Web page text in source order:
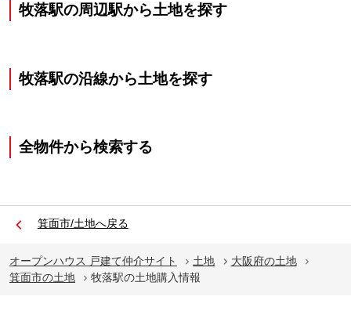
牧落駅の周辺駅から土地を探す
牧落駅の沿線から土地を探す
全物件から検索する
箕面市/土地へ戻る
オープンハウス 戸建て仲介サイト 土地
大阪府の土地
箕面市の土地
牧落駅の土地購入情報